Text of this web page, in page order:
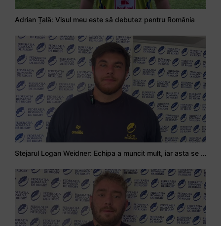
Adrian Țală: Visul meu este să debutez pentru România
Stejarul Logan Weidner: Echipa a muncit mult, iar asta se va vedea în meciurile de la Nations Cup